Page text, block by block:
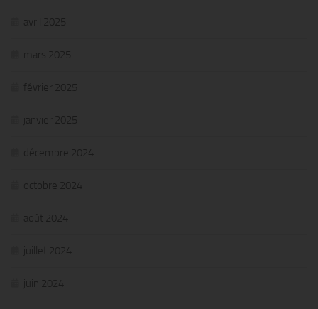
avril 2025
mars 2025
février 2025
janvier 2025
décembre 2024
octobre 2024
août 2024
juillet 2024
juin 2024